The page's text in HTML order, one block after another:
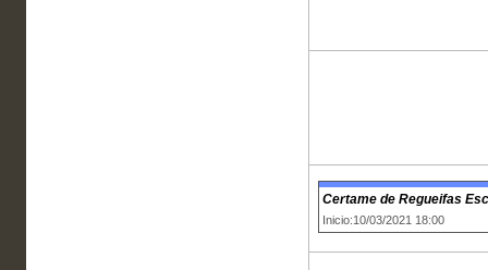
Certame de Regueifas
Inicio:10/03/2021 18:00